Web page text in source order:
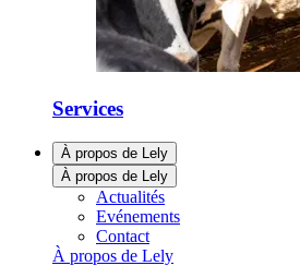
Services
À propos de Lely
À propos de Lely
Actualités
Evénements
Contact
À propos de Lely